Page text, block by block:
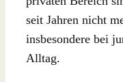
seit Jahren nicht
insbesondere bei
Alltag.